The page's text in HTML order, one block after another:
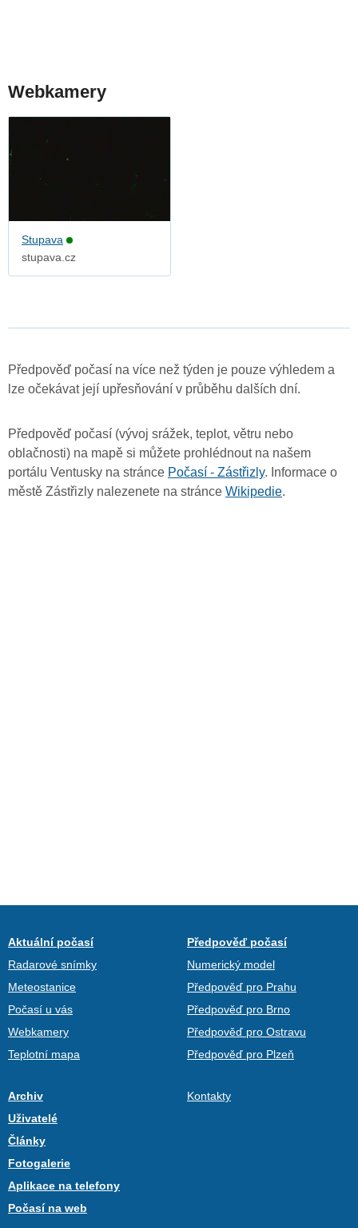
Webkamery
Stupava
stupava.cz
Předpověď počasí na více než týden je pouze výhledem a
lze očekávat její upřesňování v průběhu dalších dní.
Předpověď počasí (vývoj srážek, teplot, větru nebo
oblačnosti) na mapě si můžete prohlédnout na našem
portálu Ventusky na stránce Počasí - Zástřizly. Informace o
městě Zástřizly nalezenete na stránce Wikipedie.
Aktuální počasí
Radarové snímky
Meteostanice
Počasí u vás
Webkamery
Teplotní mapa
Předpověď počasí
Numerický model
Předpověď pro Prahu
Předpověď pro Brno
Předpověď pro Ostravu
Předpověď pro Plzeň
Archiv
Uživatelé
Články
Fotogalerie
Aplikace na telefony
Počasí na web
Kontakty